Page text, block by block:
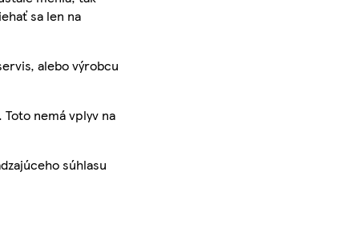
sa len na
alebo výrobcu
nemá vplyv na
súhlasu